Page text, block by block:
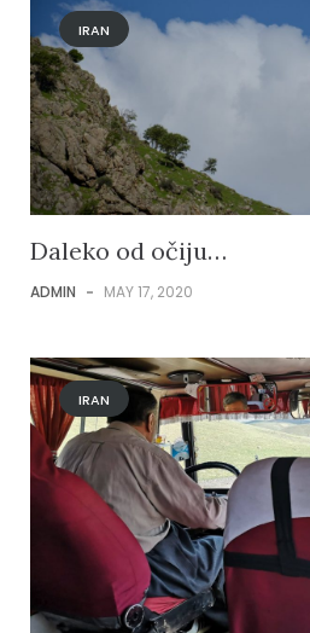
IRAN
Daleko od očiju…
ADMIN - MAY 17, 2020
IRAN